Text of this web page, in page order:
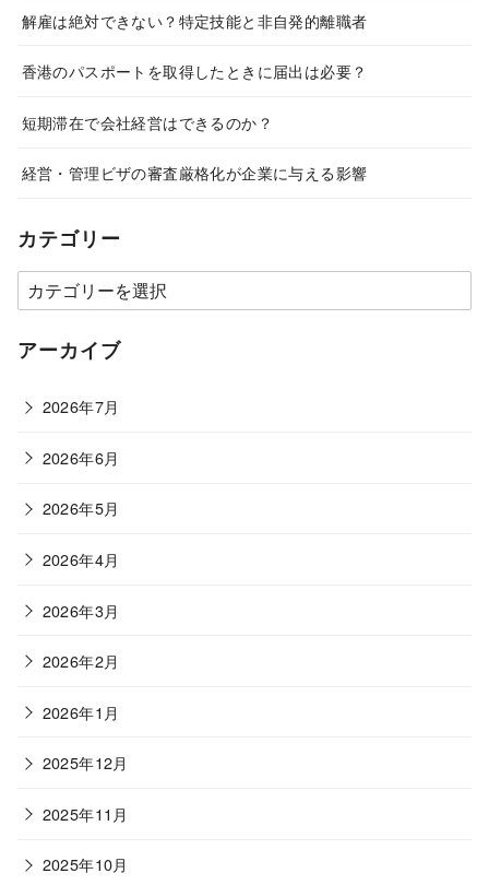
解雇は絶対できない？特定技能と非自発的離職者
香港のパスポートを取得したときに届出は必要？
短期滞在で会社経営はできるのか？
経営・管理ビザの審査厳格化が企業に与える影響
カテゴリー
カ
テ
ゴ
ー
アーカイブ
2026年7月
2026年6月
2026年5月
2026年4月
2026年3月
2026年2月
2026年1月
2025年12月
2025年11月
2025年10月